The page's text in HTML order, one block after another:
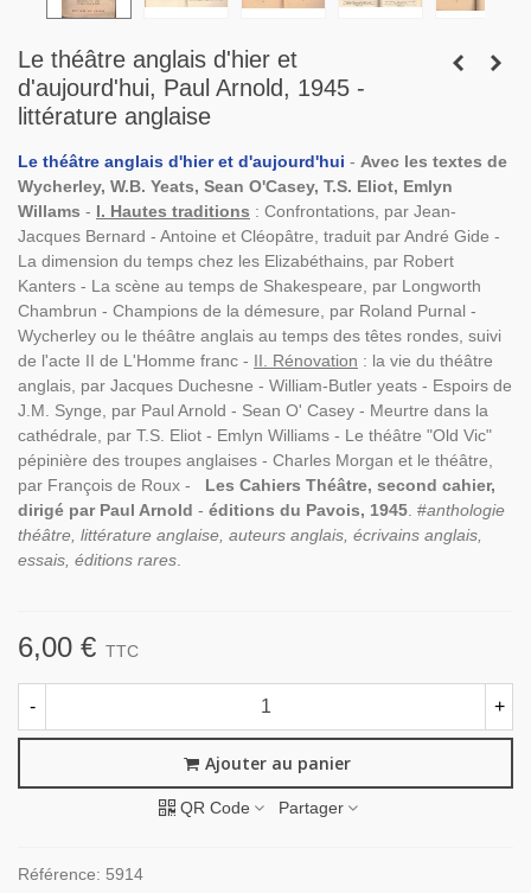
Le théâtre anglais d'hier et
d'aujourd'hui, Paul Arnold, 1945 -
littérature anglaise
Le théâtre anglais d'hier et d'aujourd'hui - Avec les textes de
Wycherley, W.B. Yeats, Sean O'Casey, T.S. Eliot, Emlyn
Willams - I. Hautes traditions : Confrontations, par Jean-
Jacques Bernard - Antoine et Cléopâtre, traduit par André Gide -
La dimension du temps chez les Elizabéthains, par Robert
Kanters - La scène au temps de Shakespeare, par Longworth
Chambrun - Champions de la démesure, par Roland Purnal -
Wycherley ou le théâtre anglais au temps des têtes rondes, suivi
de l'acte II de L'Homme franc - II. Rénovation : la vie du théâtre
anglais, par Jacques Duchesne - William-Butler yeats - Espoirs de
J.M. Synge, par Paul Arnold - Sean O' Casey - Meurtre dans la
cathédrale, par T.S. Eliot - Emlyn Williams - Le théâtre "Old Vic"
pépinière des troupes anglaises - Charles Morgan et le théâtre,
par François de Roux - Les Cahiers Théâtre, second cahier,
dirigé par Paul Arnold - éditions du Pavois, 1945 . #anthologie
théâtre, littérature anglaise, auteurs anglais, écrivains anglais,
essais, éditions rares
6,00 € TTC
- +
Ajouter au panier
QR Code Partager
Référence: 5914